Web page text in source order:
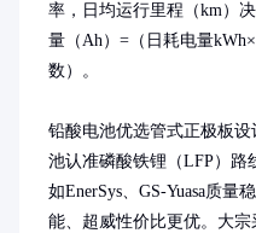
率，日均运行里程（km）
量（Ah）=（日耗电量
数）。
铅酸电池优选管式正极板
池认准磷酸铁锂（LFP）路
如EnerSys、GS-Yuasa质量
能、超威性价比更优。大